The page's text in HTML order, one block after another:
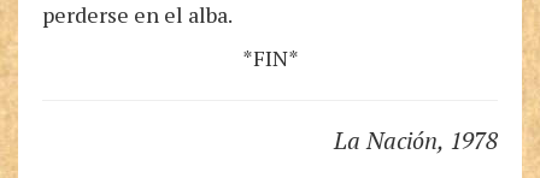
perderse en el alba.
*FIN*
La Nación, 1978